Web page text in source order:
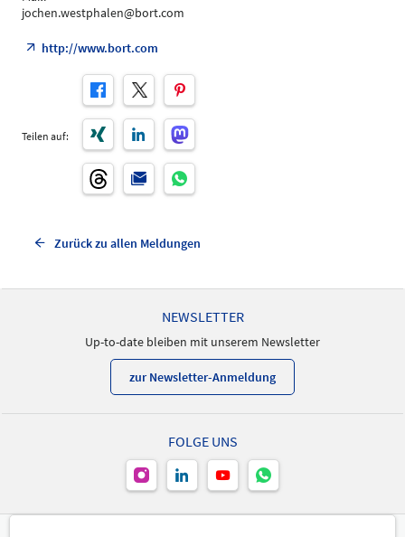
jochen.westphalen@bort.com
http://www.bort.com
Teilen auf:
Zurück zu allen Meldungen
NEWSLETTER
Up-to-date bleiben mit unserem Newsletter
zur Newsletter-Anmeldung
FOLGE UNS